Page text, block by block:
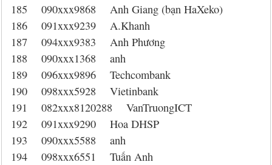
185 090xxx9868 Anh Giang (bạn HaXeko)
186 091xxx9239 A.Khanh
187 094xxx9383 Anh Phương
188 090xxx1368 anh
189 096xxx9896 Techcombank
190 098xxx5928 Vietinbank
191 082xxx8120288 VanTruongICT
192 091xxx9290 Hoa DHSP
193 090xxx5588 anh
194 098xxx6551 Tuấn Anh